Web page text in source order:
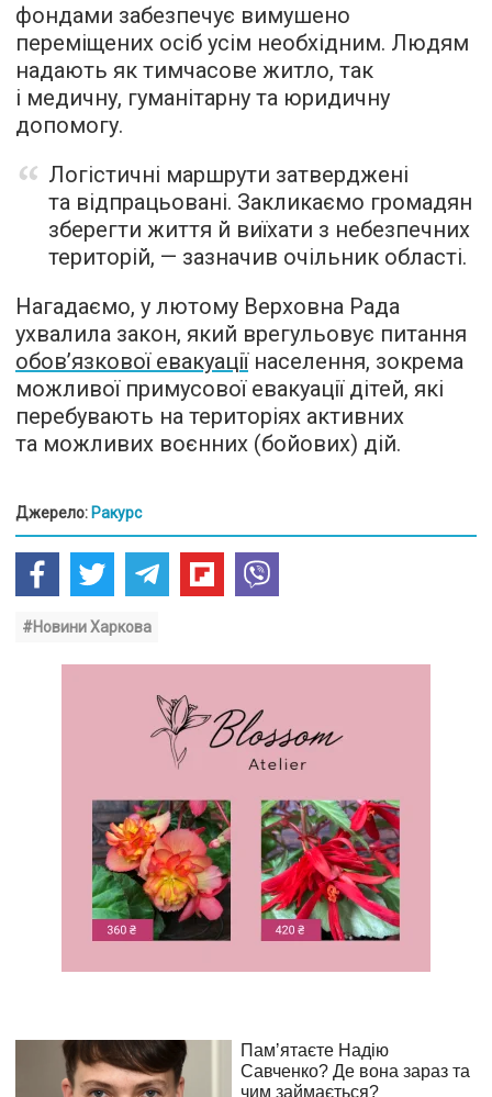
фондами забезпечує вимушено
переміщених осіб усім необхідним. Людям
надають як тимчасове житло, так
і медичну, гуманітарну та юридичну
допомогу.
Логістичні маршрути затверджені
та відпрацьовані. Закликаємо громадян
зберегти життя й виїхати з небезпечних
територій, — зазначив очільник області.
Нагадаємо, у лютому Верховна Рада
ухвалила закон, який врегульовує питання
обов’язкової евакуаціїнаселення, зокрема
можливої примусової евакуації дітей, які
перебувають на територіях активних
та можливих воєнних (бойових) дій.
Джерело: Ракурс
#Новини Харкова